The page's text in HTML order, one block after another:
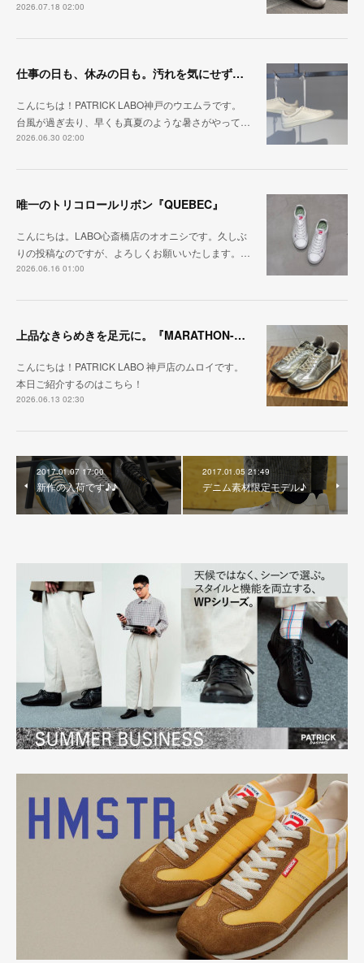
2026.07.18 02:00
仕事の日も、休みの日も。汚れを気にせず毎日履ける『PUNCH-WP_WHT』
こんにちは！PATRICK LABO神戸のウエムラです。
台風が過ぎ去り、早くも真夏のような暑さがやって…
2026.06.30 02:00
唯一のトリコロールリボン『QUEBEC』
こんにちは。LABO心斎橋店のオオニシです。久しぶ
りの投稿なのですが、よろしくお願いいたします。…
2026.06.16 01:00
上品なきらめきを足元に。『MARATHON-HAKU』
こんにちは！PATRICK LABO 神戸店のムロイです。
本日ご紹介するのはこちら！
2026.06.13 02:30
2017.01.07 17:00
新作の入荷です♪♪
2017.01.05 21:49
デニム素材限定モデル♪